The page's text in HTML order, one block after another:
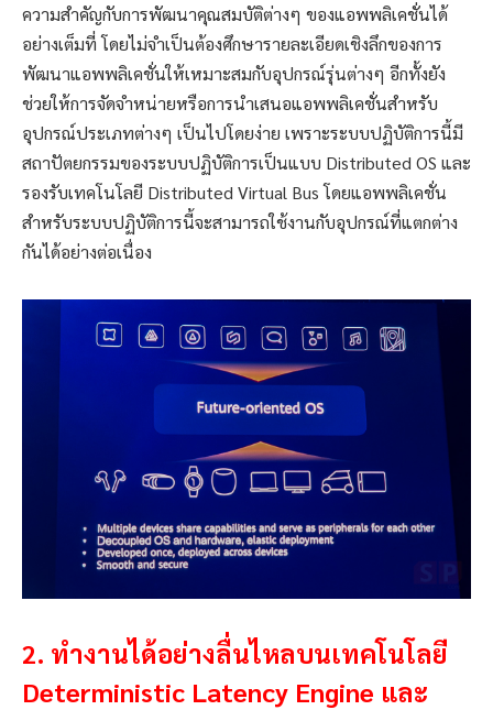
ความสำคัญกับการพัฒนาคุณสมบัติต่างๆ ของแอพพลิเคชั่นได้
อย่างเต็มที่ โดยไม่จำเป็นต้องศึกษารายละเอียดเชิงลึกของการ
พัฒนาแอพพลิเคชั่นให้เหมาะสมกับอุปกรณ์รุ่นต่างๆ อีกทั้งยัง
ช่วยให้การจัดจำหน่ายหรือการนำเสนอแอพพลิเคชั่นสำหรับ
อุปกรณ์ประเภทต่างๆ เป็นไปโดยง่าย เพราะระบบปฏิบัติการนี้มี
สถาปัตยกรรมของระบบปฏิบัติการเป็นแบบ Distributed OS และ
รองรับเทคโนโลยี Distributed Virtual Bus โดยแอพพลิเคชั่น
สำหรับระบบปฏิบัติการนี้จะสามารถใช้งานกับอุปกรณ์ที่แตกต่าง
กันได้อย่างต่อเนื่อง
2. ทำงานได้อย่างลื่นไหลบนเทคโนโลยี
Deterministic Latency Engine และ